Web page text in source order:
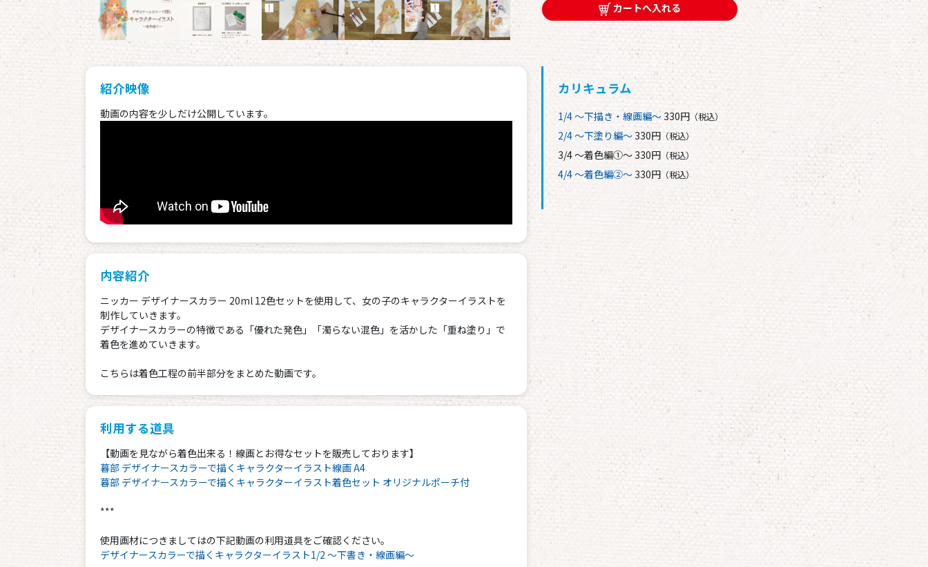
カートへ入れる
紹介映像
動画の内容を少しだけ公開しています。
内容紹介
ニッカー デザイナースカラー 20ml 12色セットを使用して、女の子のキャラクターイラストを
制作していきます。
デザイナースカラーの特徴である「優れた発色」「濁らない混色」を活かした「重ね塗り」で
着色を進めていきます。
こちらは着色工程の前半部分をまとめた動画です。
利用する道具
【動画を見ながら着色出来る！線画とお得なセットを販売しております】
暮部 デザイナースカラーで描くキャラクターイラスト線画 A4
暮部 デザイナースカラーで描くキャラクターイラスト着色セット オリジナルポーチ付
***
使用画材につきましてはの下記動画の利用道具をご確認ください。
デザイナースカラーで描くキャラクターイラスト1/2 ～下書き・線画編～
カリキュラム
1/4 ～下描き・線画編～ 330円 （税込）
2/4 ～下塗り編～330円 （税込）
3/4 ～着色編①～330円 （税込）
4/4 ～着色編②～330円 （税込）